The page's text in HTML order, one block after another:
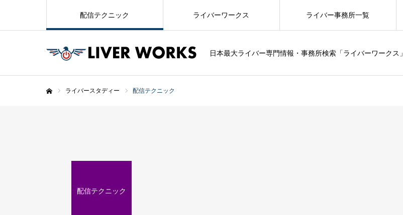
日本最大ライバー専門情報・事務所検索「ライバーワークス」
配信テクニック ライバーワークス ライバー事務所一覧
ライバースタディー 配信テクニック
配信テクニック